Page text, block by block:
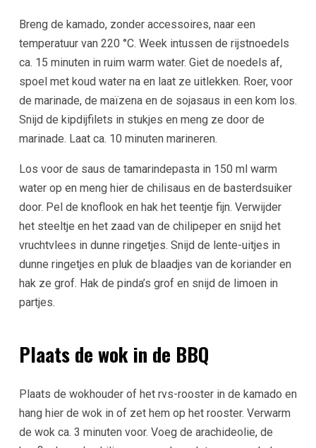
Breng de kamado, zonder accessoires, naar een
temperatuur van 220 °C. Week intussen de rijstnoedels
ca. 15 minuten in ruim warm water. Giet de noedels af,
spoel met koud water na en laat ze uitlekken. Roer, voor
de marinade, de maïzena en de sojasaus in een kom los.
Snijd de kipdijfilets in stukjes en meng ze door de
marinade. Laat ca. 10 minuten marineren.
Los voor de saus de tamarindepasta in 150 ml warm
water op en meng hier de chilisaus en de basterdsuiker
door. Pel de knoflook en hak het teentje fijn. Verwijder
het steeltje en het zaad van de chilipeper en snijd het
vruchtvlees in dunne ringetjes. Snijd de lente-uitjes in
dunne ringetjes en pluk de blaadjes van de koriander en
hak ze grof. Hak de pinda’s grof en snijd de limoen in
partjes.
Plaats de wok in de BBQ
Plaats de wokhouder of het rvs-rooster in de kamado en
hang hier de wok in of zet hem op het rooster. Verwarm
de wok ca. 3 minuten voor. Voeg de arachideolie, de